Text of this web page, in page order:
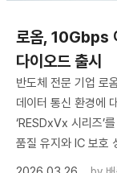
로옴, 10Gbps
다이오드 출시
반도체 전문 기업 로
데이터 통신 환경에
‘RESDxVx 시리즈’
품질 유지와 IC 보호